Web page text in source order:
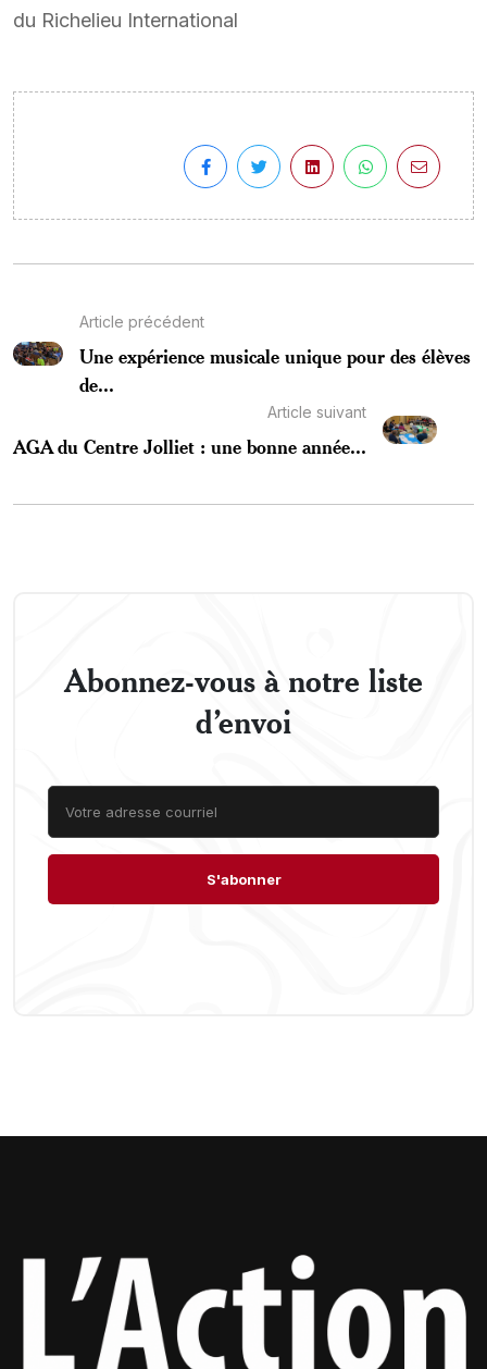
du Richelieu International
Article précédent
Une expérience musicale unique pour des élèves
de...
Article suivant
AGA du Centre Jolliet : une bonne année...
Abonnez-vous à notre liste
d’envoi